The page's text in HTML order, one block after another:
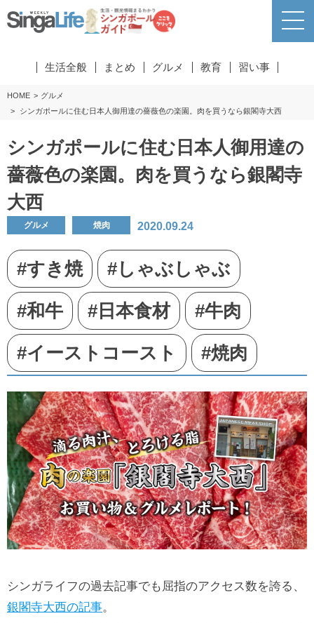
生活全般 まとめ グルメ 教育 習い事
HOME
グルメ
シンガポールに住む日本人御用達の薔薇色の楽園。肉を買うなら銀閣寺大西
シンガポールに住む日本人御用達の
薔薇色の楽園。肉を買うなら銀閣寺
大西
グルメ 焼肉 2020.09.24
#すき焼
#しゃぶしゃぶ
#和牛
#日本食材
#牛肉
#イーストコースト
#焼肉
シンガライフの過去記事でも屈指のアクセス数を誇る、
銀閣寺大西の記事。